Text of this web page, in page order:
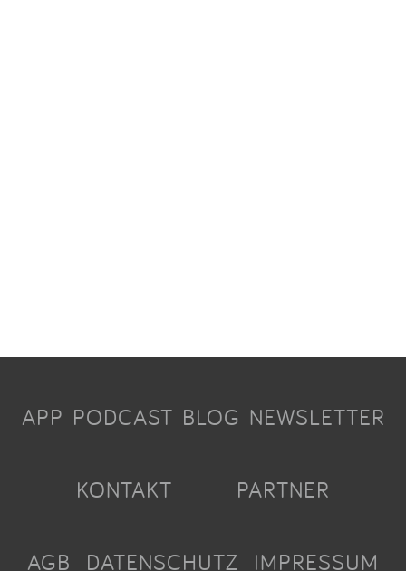
APP PODCAST BLOG NEWSLETTER
KONTAKT PARTNER
AGB DATENSCHUTZ IMPRESSUM